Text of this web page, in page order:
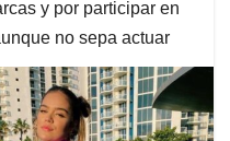
y por participar en
no sepa actuar